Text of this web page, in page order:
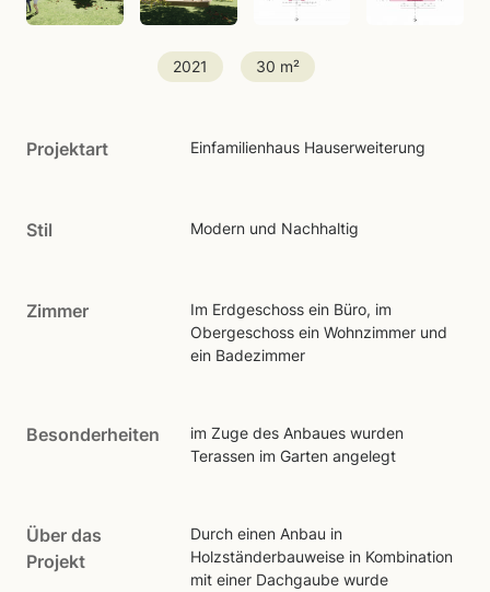
2021 30 m²
Projektart Einfamilienhaus Hauserweiterung
Stil Modern und Nachhaltig
Zimmer
Im Erdgeschoss ein Büro, im
Obergeschoss ein Wohnzimmer und
ein Badezimmer
Besonderheiten
im Zuge des Anbaues wurden
Terassen im Garten angelegt
Über das
Projekt
Durch einen Anbau in
Holzständerbauweise in Kombination
mit einer Dachgaube wurde